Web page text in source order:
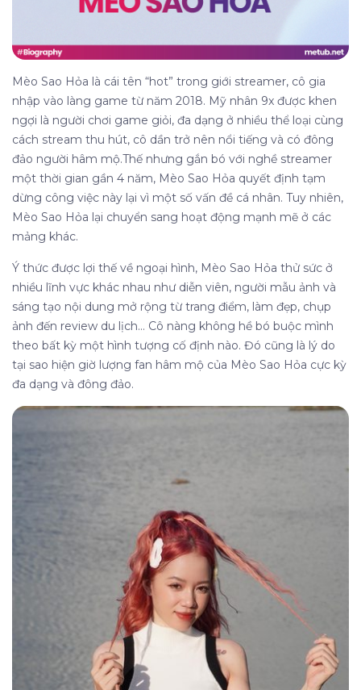
Mèo Sao Hỏa là cái tên “hot” trong giới streamer, cô gia
nhập vào làng game từ năm 2018. Mỹ nhân 9x được khen
ngợi là người chơi game giỏi, đa dạng ở nhiều thể loại cùng
cách stream thu hút, cô dần trở nên nổi tiếng và có đông
đảo người hâm mộ.Thế nhưng gắn bó với nghề streamer
một thời gian gần 4 năm, Mèo Sao Hỏa quyết định tạm
dừng công việc này lại vì một số vấn đề cá nhân. Tuy nhiên,
Mèo Sao Hỏa lại chuyển sang hoạt động mạnh mẽ ở các
mảng khác.
Ý thức được lợi thế về ngoại hình, Mèo Sao Hỏa thử sức ở
nhiều lĩnh vực khác nhau như diễn viên, người mẫu ảnh và
sáng tạo nội dung mở rộng từ trang điểm, làm đẹp, chụp
ảnh đến review du lịch… Cô nàng không hề bó buộc mình
theo bất kỳ một hình tượng cố định nào. Đó cũng là lý do
tại sao hiện giờ lượng fan hâm mộ của Mèo Sao Hỏa cực kỳ
đa dạng và đông đảo.